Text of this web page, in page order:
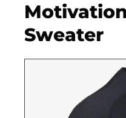
Sweater